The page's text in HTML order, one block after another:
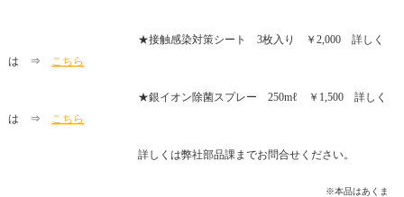
★接触感染対策シート 3枚入り ￥2,000 詳しく
は ⇒ こちら
★銀イオン除菌スプレー 250mℓ ￥1,500 詳しく
は ⇒ こちら
詳しくは弊社部品課までお問合せください。
※本品はあくま